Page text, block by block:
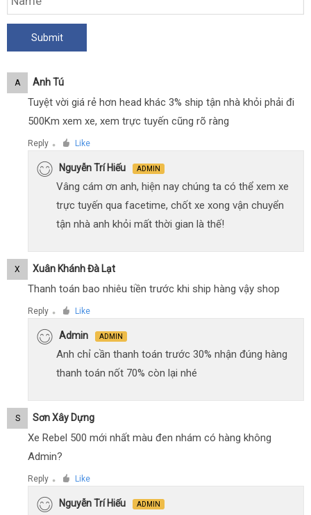
A Anh Tú
Tuyệt vời giá rẻ hơn head khác 3% ship tận nhà khỏi phải đi
500Km xem xe, xem trực tuyến cũng rõ ràng
Reply ● Like
Nguyễn Trí Hiếu ADMIN
Vâng cám ơn anh, hiện nay chúng ta có thể xem xe
trực tuyến qua facetime, chốt xe xong vận chuyển
tận nhà anh khỏi mất thời gian là thế!
X Xuân Khánh Đà Lạt
Thanh toán bao nhiêu tiền trước khi ship hàng vậy shop
Reply ● Like
Admin ADMIN
Anh chỉ cần thanh toán trước 30% nhận đúng hàng
thanh toán nốt 70% còn lại nhé
S Sơn Xây Dựng
Xe Rebel 500 mới nhất màu đen nhám có hàng không
Admin?
Reply ● Like
Nguyễn Trí Hiếu ADMIN